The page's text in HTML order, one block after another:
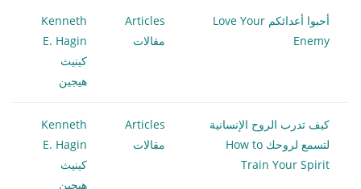
أحبوا أعدائكم Love Your
Enemy
Articles
مقالات
Kenneth
E. Hagin
كينيث
هيجين
كيف تدرب الروح الإنسانية
لتسمع لروحك How to
Train Your Spirit
Articles
مقالات
Kenneth
E. Hagin
كينيث
هيجين